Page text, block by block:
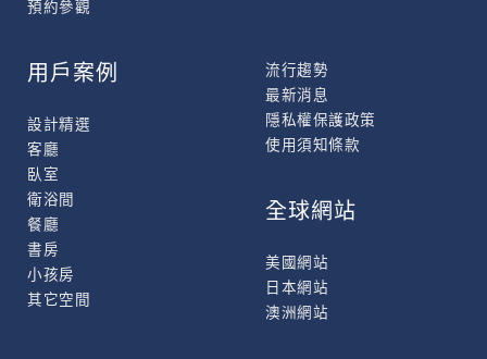
預約參觀
用戶案例
設計精選
客廳
臥室
衛浴間
餐廳
書房
小孩房
其它空間
流行趨勢
最新消息
隱私權保護政策
使用須知條款
全球網站
美國網站
日本網站
澳洲網站